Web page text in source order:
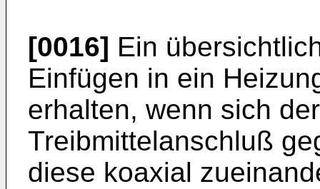
[0016] Ein
Einfügen in ein
erhalten, wenn sich
Treibmittelanschluß
diese koaxial